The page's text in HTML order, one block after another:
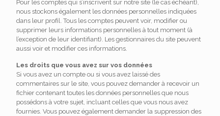
Pour les comptes qui s’inscrivent sur notre site (le cas échéant),
nous stockons également les données personnelles indiquées
dans leur profil. Tous les comptes peuvent voir, modifier ou
supprimer leurs informations personnelles à tout moment (à
l’exception de leur identifiant). Les gestionnaires du site peuvent
aussi voir et modifier ces informations.
Les droits que vous avez sur vos données
Si vous avez un compte ou si vous avez laissé des
commentaires sur le site, vous pouvez demander à recevoir un
fichier contenant toutes les données personnelles que nous
possédons à votre sujet, incluant celles que vous nous avez
fournies. Vous pouvez également demander la suppression des